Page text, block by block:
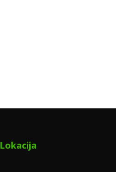
Lokacija